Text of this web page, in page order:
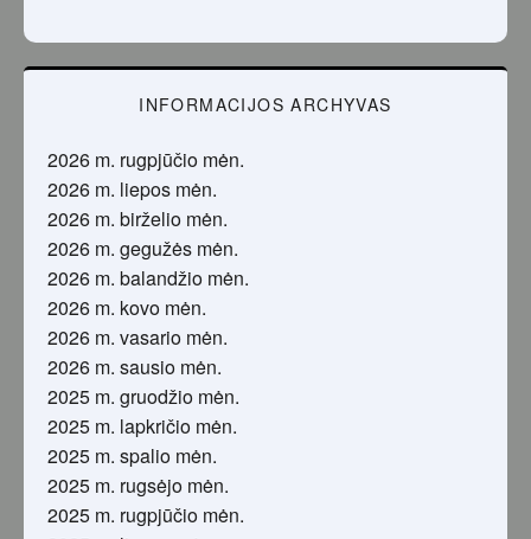
INFORMACIJOS ARCHYVAS
2026 m. rugpjūčio mėn.
2026 m. liepos mėn.
2026 m. birželio mėn.
2026 m. gegužės mėn.
2026 m. balandžio mėn.
2026 m. kovo mėn.
2026 m. vasario mėn.
2026 m. sausio mėn.
2025 m. gruodžio mėn.
2025 m. lapkričio mėn.
2025 m. spalio mėn.
2025 m. rugsėjo mėn.
2025 m. rugpjūčio mėn.